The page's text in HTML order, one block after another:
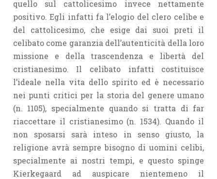
quello sul cattolicesimo invece nettamente
positivo. Egli infatti fa l’elogio del clero celibe e
del cattolicesimo, che esige dai suoi preti il
celibato come garanzia dell’autenticità della loro
missione e della trascendenza e libertà del
cristianesimo. Il celibato infatti costituisce
l’ideale nella vita dello spirito ed è necessario
nei punti critici per la storia del genere umano
(n. 1105), specialmente quando si tratta di far
riaccettare il cristianesimo (n. 1534). Quando il
non sposarsi sarà inteso in senso giusto, la
religione avrà sempre bisogno di uomini celibi,
specialmente ai nostri tempi, e questo spinge
Kierkegaard ad auspicare nientemeno il